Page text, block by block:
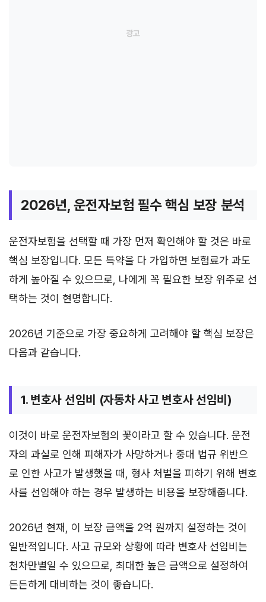
2026년, 운전자보험 필수 핵심 보장 분석
운전자보험을 선택할 때 가장 먼저 확인해야 할 것은 바로
핵심 보장입니다. 모든 특약을 다 가입하면 보험료가 과도
하게 높아질 수 있으므로, 나에게 꼭 필요한 보장 위주로 선
택하는 것이 현명합니다.
2026년 기준으로 가장 중요하게 고려해야 할 핵심 보장은
다음과 같습니다.
1. 변호사 선임비 (자동차 사고 변호사 선임비)
이것이 바로 운전자보험의 꽃이라고 할 수 있습니다. 운전
자의 과실로 인해 피해자가 사망하거나 중대 법규 위반으
로 인한 사고가 발생했을 때, 형사 처벌을 피하기 위해 변호
사를 선임해야 하는 경우 발생하는 비용을 보장해줍니다.
2026년 현재, 이 보장 금액을 2억 원까지 설정하는 것이
일반적입니다. 사고 규모와 상황에 따라 변호사 선임비는
천차만별일 수 있으므로, 최대한 높은 금액으로 설정하여
든든하게 대비하는 것이 좋습니다.